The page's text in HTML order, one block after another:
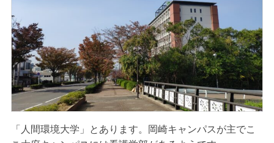
「人間環境大学」とあります。岡崎キャンパスが主でこ